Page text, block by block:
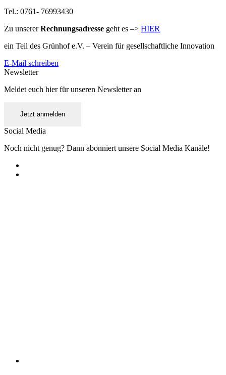
Tel.: 0761- 76993430
Zu unsererRechnungsadresse geht es –> HIER
ein Teil des Grünhof e.V. – Verein für gesellschaftliche Innovation
E-Mail schreiben
Newsletter
Meldet euch hier für unseren Newsletter an
Jetzt anmelden
Social Media
Noch nicht genug? Dann abonniert unsere Social Media Kanäle!